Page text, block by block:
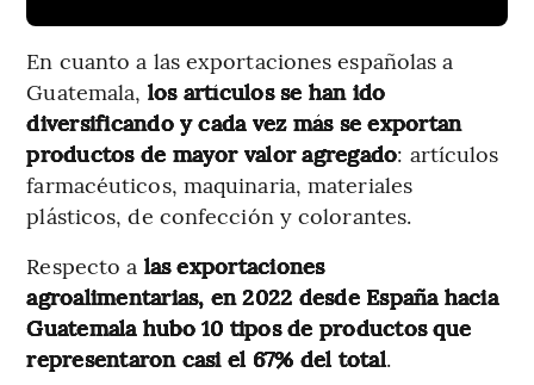
En cuanto a las exportaciones españolas a
Guatemala, los artículos se han ido
diversificando y cada vez más se exportan
productos de mayor valor agregado: artículos
farmacéuticos, maquinaria, materiales
plásticos, de confección y colorantes.
Respecto a las exportaciones
agroalimentarias, en 2022 desde España hacia
Guatemala hubo 10 tipos de productos que
representaron casi el 67% del total.